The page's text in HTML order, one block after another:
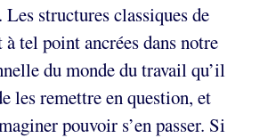
Les structures classiques de
à tel point ancrées dans notre
du monde du travail qu’il
les remettre en question, et
pouvoir s’en passer. Si